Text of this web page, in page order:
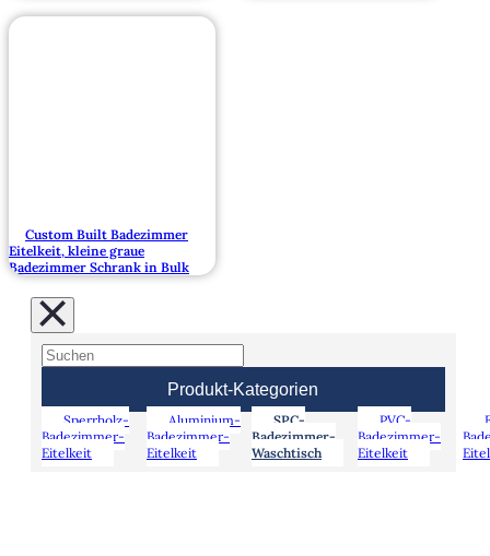
Custom Built Badezimmer
Eitelkeit, kleine graue
Badezimmer Schrank in Bulk
Produkt-Kategorien
Sperrholz-
Badezimmer-
Eitelkeit
Aluminium-
Badezimmer-
Eitelkeit
SPC-
Badezimmer-
Waschtisch
PVC-
Badezimmer-
Eitelkeit